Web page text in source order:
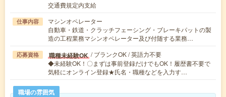
交通費規定内支給
仕事内容
マシンオペレーター
自動車・鉄道・クラッチフェーシング・ブレーキパットの製
造の工程業務マシンオペレーター及び付随する業務…
応募資格 職種未経験OK / ブランクOK / 英語力不要
◆未経験OK！〇まずは事前登録だけでもOK！履歴書不要で
気軽にオンライン登録★氏名・職種などを入力す…
職場の雰囲気